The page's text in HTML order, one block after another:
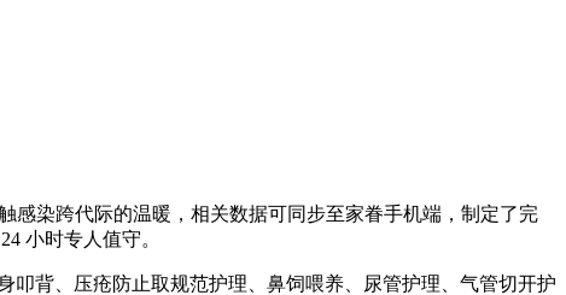
染跨代际的温暖，相关数据可同步至家眷手机端，制定了完
小时专人值守。
背、压疮防止取规范护理、鼻饲喂养、尿管护理、气管切开护